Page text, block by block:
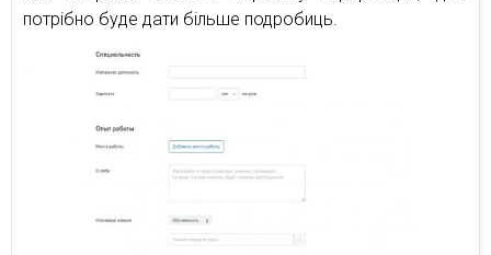
потрібно буде дати більше подробиць.